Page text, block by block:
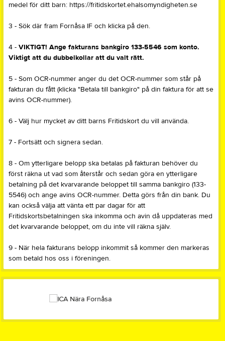
medel för ditt barn: https://fritidskortet.ehalsomyndigheten.se
3 - Sök där fram Fornåsa IF och klicka på den.
4 - VIKTIGT! Ange fakturans bankgiro 133-5546 som konto.
Viktigt att du dubbelkollar att du valt rätt.
5 - Som OCR-nummer anger du det OCR-nummer som står på
fakturan du fått (klicka "Betala till bankgiro" på din faktura för att se
avins OCR-nummer).
6 - Välj hur mycket av ditt barns Fritidskort du vill använda.
7 - Fortsätt och signera sedan.
8 - Om ytterligare belopp ska betalas på fakturan behöver du
först räkna ut vad som återstår och sedan göra en ytterligare
betalning på det kvarvarande beloppet till samma bankgiro (133-
5546) och ange avins OCR-nummer. Detta görs från din bank. Du
kan också välja att vänta ett par dagar för att
Fritidskortsbetalningen ska inkomma och avin då uppdateras med
det kvarvarande beloppet, om du inte vill räkna själv.
9 - När hela fakturans belopp inkommit så kommer den markeras
som betald hos oss i föreningen.